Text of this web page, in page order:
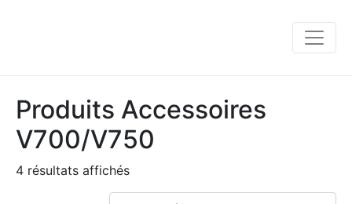
Produits Accessoires
V700/V750
4 résultats affichés